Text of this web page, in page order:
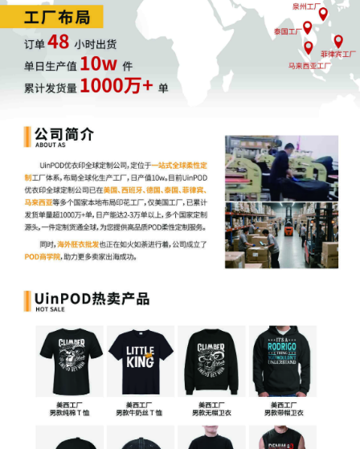
费体验两端发力，试图在年轻用户与追求潮流的细分市场中扩大影
响力，并将数据驱动的穿搭建议与电商购买路径更紧密地结合，以
提升转化与用户黏性。